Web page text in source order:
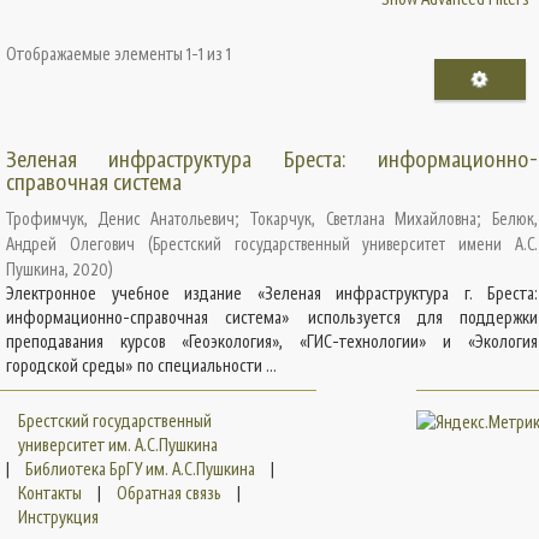
Отображаемые элементы 1-1 из 1
Зеленая инфраструктура Бреста: информационно-
справочная система
Трофимчук, Денис Анатольевич;Токарчук, Светлана Михайловна; Белюк,
Андрей Олегович
(Брестский государственный университет имени А.С.
Пушкина, 2020)
Электронное учебное издание «Зеленая инфраструктура г. Бреста:
информационно-справочная система» используется для поддержки
преподавания курсов «Геоэкология», «ГИС-технологии» и «Экология
городской среды» по специальности ...
Брестский государственный
университет им. А.С.Пушкина
|
Библиотека БрГУ им. А.С.Пушкина
|
Контакты
| Обратная связь
|
Инструкция